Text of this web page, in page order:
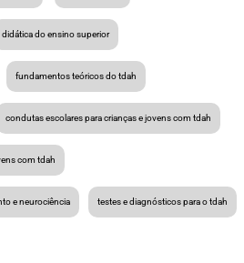
didática do ensino superior
fundamentos teóricos do tdah
condutas escolares para crianças e jovens com tdah
com tdah
e neurociência testes e diagnósticos para o tdah